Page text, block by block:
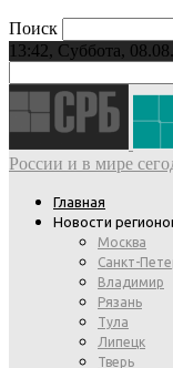
Поиск
13:42, Суббота,
России и в мире
Главная
Новости
Москва
Санкт-
Владимир
Рязань
Тула
Липецк
Тверь